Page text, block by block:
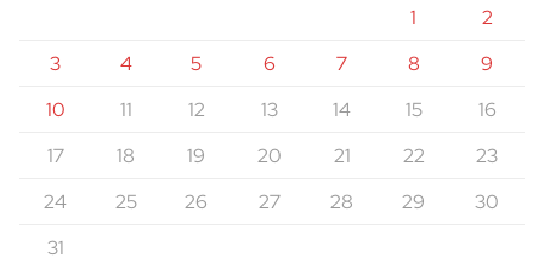
1
2
3
4 5 6 7 8
9
10
11 12 13 14 15
16
17
18 19 20 21 22
23
24
25 26 27 28 29
30
31